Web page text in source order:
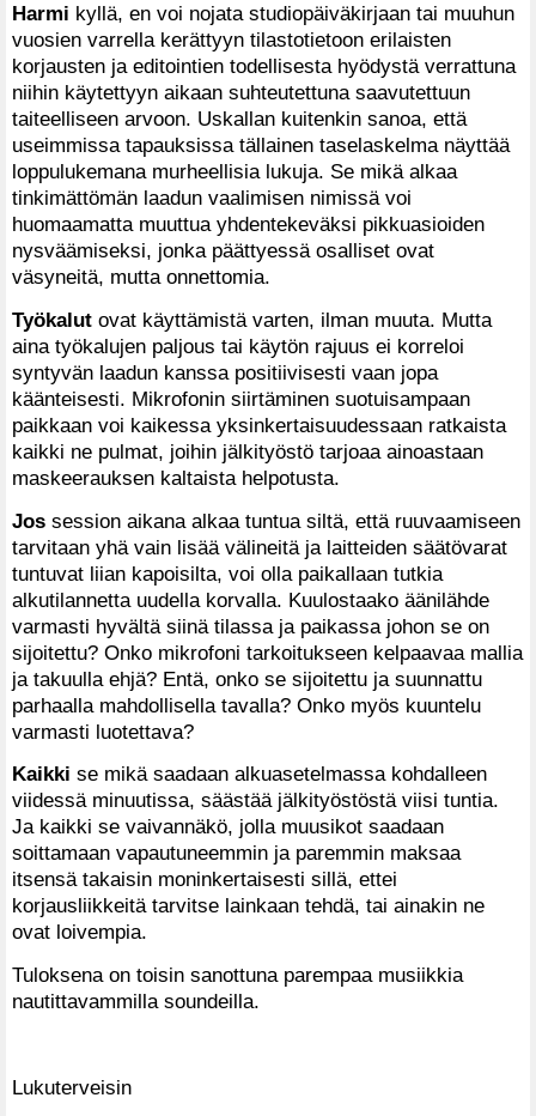
Harmi kyllä, en voi nojata studiopäiväkirjaan tai muuhun
vuosien varrella kerättyyn tilastotietoon erilaisten
korjausten ja editointien todellisesta hyödystä verrattuna
niihin käytettyyn aikaan suhteutettuna saavutettuun
taiteelliseen arvoon. Uskallan kuitenkin sanoa, että
useimmissa tapauksissa tällainen taselaskelma näyttää
loppulukemana murheellisia lukuja. Se mikä alkaa
tinkimättömän laadun vaalimisen nimissä voi
huomaamatta muuttua yhdentekeväksi pikkuasioiden
nysväämiseksi, jonka päättyessä osalliset ovat
väsyneitä, mutta onnettomia.
Työkalut ovat käyttämistä varten, ilman muuta. Mutta
aina työkalujen paljous tai käytön rajuus ei korreloi
syntyvän laadun kanssa positiivisesti vaan jopa
käänteisesti. Mikrofonin siirtäminen suotuisampaan
paikkaan voi kaikessa yksinkertaisuudessaan ratkaista
kaikki ne pulmat, joihin jälkityöstö tarjoaa ainoastaan
maskeerauksen kaltaista helpotusta.
Jos session aikana alkaa tuntua siltä, että ruuvaamiseen
tarvitaan yhä vain lisää välineitä ja laitteiden säätövarat
tuntuvat liian kapoisilta, voi olla paikallaan tutkia
alkutilannetta uudella korvalla. Kuulostaako äänilähde
varmasti hyvältä siinä tilassa ja paikassa johon se on
sijoitettu? Onko mikrofoni tarkoitukseen kelpaavaa mallia
ja takuulla ehjä? Entä, onko se sijoitettu ja suunnattu
parhaalla mahdollisella tavalla? Onko myös kuuntelu
varmasti luotettava?
Kaikki se mikä saadaan alkuasetelmassa kohdalleen
viidessä minuutissa, säästää jälkityöstöstä viisi tuntia.
Ja kaikki se vaivannäkö, jolla muusikot saadaan
soittamaan vapautuneemmin ja paremmin maksaa
itsensä takaisin moninkertaisesti sillä, ettei
korjausliikkeitä tarvitse lainkaan tehdä, tai ainakin ne
ovat loivempia.
Tuloksena on toisin sanottuna parempaa musiikkia
nautittavammilla soundeilla.
Lukuterveisin